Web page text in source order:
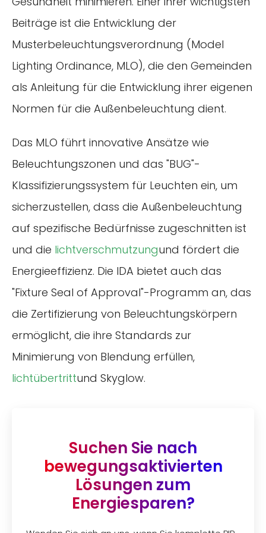
Beiträge ist die Entwicklung der
Musterbeleuchtungsverordnung (Model
Lighting Ordinance, MLO), die den Gemeinden
als Anleitung für die Entwicklung ihrer eigenen
Normen für die Außenbeleuchtung dient.
Das MLO führt innovative Ansätze wie
Beleuchtungszonen und das "BUG"-
Klassifizierungssystem für Leuchten ein, um
sicherzustellen, dass die Außenbeleuchtung
auf spezifische Bedürfnisse zugeschnitten ist
und die lichtverschmutzungund fördert die
Energieeffizienz. Die IDA bietet auch das
"Fixture Seal of Approval"-Programm an, das
die Zertifizierung von Beleuchtungskörpern
ermöglicht, die ihre Standards zur
Minimierung von Blendung erfüllen,
lichtübertrittund Skyglow.
Suchen Sie nach
bewegungsaktivierten
Lösungen zum
Energiesparen?